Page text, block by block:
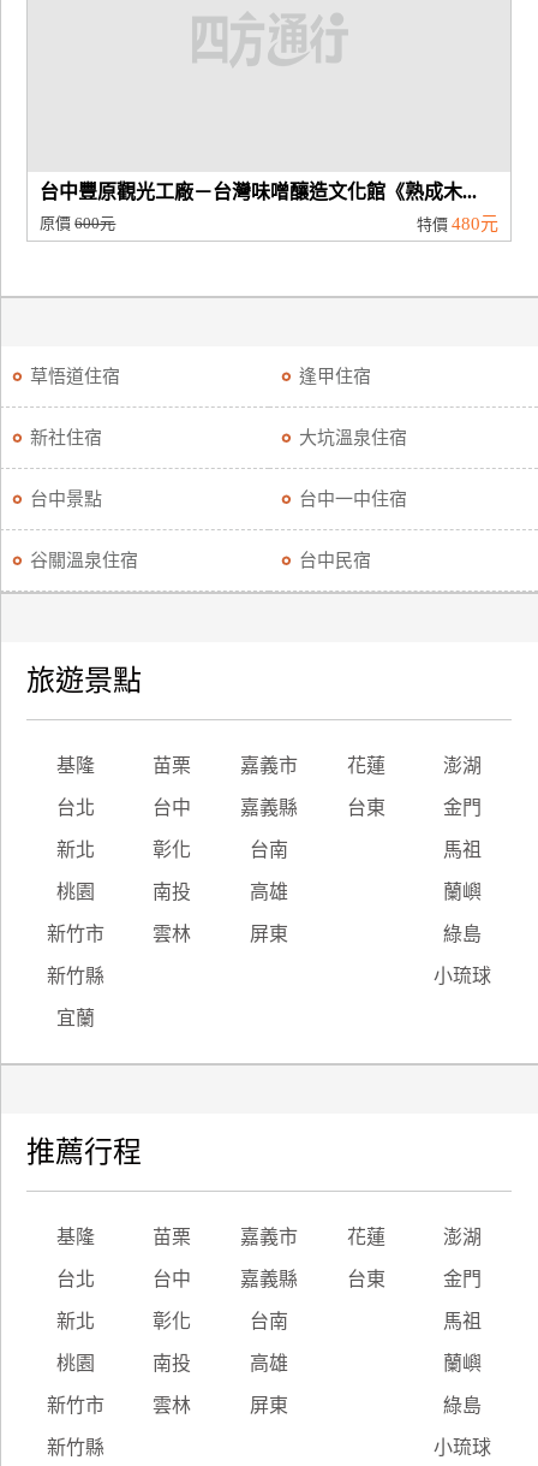
台中豐原觀光工廠－台灣味噌釀造文化館《熟成木...
原價600元 特價 480元
草悟道住宿 逢甲住宿
新社住宿 大坑溫泉住宿
台中景點 台中一中住宿
谷關溫泉住宿 台中民宿
旅遊景點
基隆 苗栗 嘉義市 花蓮 澎湖
台北 台中 嘉義縣 台東 金門
新北 彰化 台南 馬祖
桃園 南投 高雄 蘭嶼
新竹市 雲林 屏東 綠島
新竹縣 小琉球
宜蘭
推薦行程
基隆 苗栗 嘉義市 花蓮 澎湖
台北 台中 嘉義縣 台東 金門
新北 彰化 台南 馬祖
桃園 南投 高雄 蘭嶼
新竹市 雲林 屏東 綠島
新竹縣 小琉球